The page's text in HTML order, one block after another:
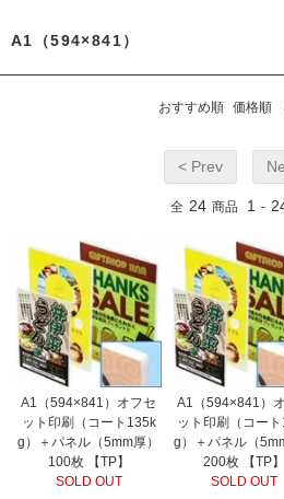
A1（594×841）
おすすめ順 価格順
< Prev
全 24 商品 1 -
A1（594×841）オフセ
ット印刷（コート135k
g）＋パネル（5mm厚）
100枚 【TP】
SOLD OUT
A1（594×841）
ット印刷（コー
g）＋パネル（
200枚 【TP】
SOLD OUT